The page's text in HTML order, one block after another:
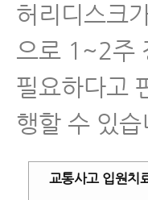
허리디스크
으로 1~2주
필요하다고
행할 수 있습
교통사고 입원치